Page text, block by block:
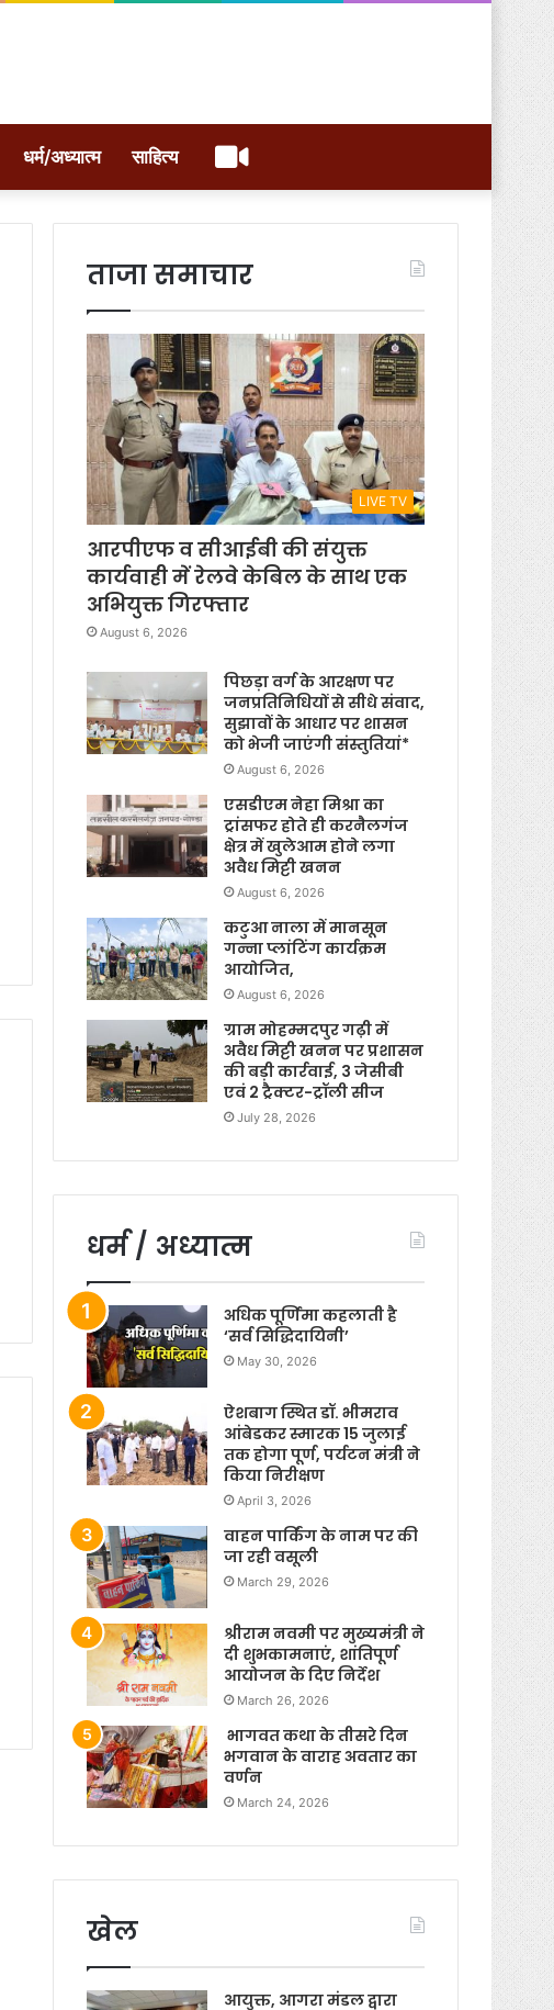
धर्म/अध्यात्म साहित्य वीडियो
ताजा समाचार
LIVE TV
आरपीएफ व सीआईबी की संयुक्त
कार्यवाही में रेलवे केबिल के साथ एक
अभियुक्त गिरफ्तार
August 6, 2026
पिछड़ा वर्ग के आरक्षण पर
जनप्रतिनिधियों से सीधे संवाद,
सुझावों के आधार पर शासन
को भेजी जाएंगी संस्तुतियां*
August 6, 2026
एसडीएम नेहा मिश्रा का
ट्रांसफर होते ही करनैलगंज
क्षेत्र में खुलेआम होने लगा
अवैध मिट्टी खनन
August 6, 2026
कटुआ नाला में मानसून
गन्ना प्लांटिंग कार्यक्रम
आयोजित,
August 6, 2026
ग्राम मोहम्मदपुर गढ़ी में
अवैध मिट्टी खनन पर प्रशासन
की बड़ी कार्रवाई, 3 जेसीबी
एवं 2 ट्रैक्टर-ट्रॉली सीज
July 28, 2026
धर्म / अध्यात्म
अधिक पूर्णिमा कहलाती है
‘सर्व सिद्धिदायिनी’
May 30, 2026
ऐशबाग स्थित डॉ. भीमराव
आंबेडकर स्मारक 15 जुलाई
तक होगा पूर्ण, पर्यटन मंत्री ने
किया निरीक्षण
April 3, 2026
वाहन पार्किंग के नाम पर की
जा रही वसूली
March 29, 2026
श्रीराम नवमी पर मुख्यमंत्री ने
दी शुभकामनाएं, शांतिपूर्ण
आयोजन के दिए निर्देश
March 26, 2026
भागवत कथा के तीसरे दिन
भगवान के वाराह अवतार का
वर्णन
March 24, 2026
खेल
आयुक्त, आगरा मंडल द्वारा